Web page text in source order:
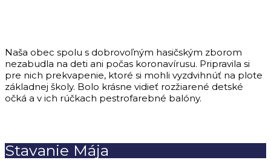
Naša obec spolu s dobrovoľným hasičským zborom
nezabudla na deti ani počas koronavírusu. Pripravila si
pre nich prekvapenie, ktoré si mohli vyzdvihnúť na plote
základnej školy. Bolo krásne vidieť rozžiarené detské
očká a v ich rúčkach pestrofarebné balóny.
Stavanie Mája